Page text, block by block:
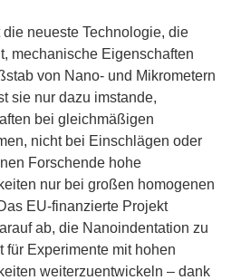
neueste Technologie, die
mechanische Eigenschaften
von Nano- und Mikrometern
sie nur dazu imstande,
bei gleichmäßigen
nicht bei Einschlägen oder
Forschende hohe
nur bei großen homogenen
EU-finanzierte Projekt
ab, die Nanoindentation zu
für Experimente mit hohen
weiterzuentwickeln – dank